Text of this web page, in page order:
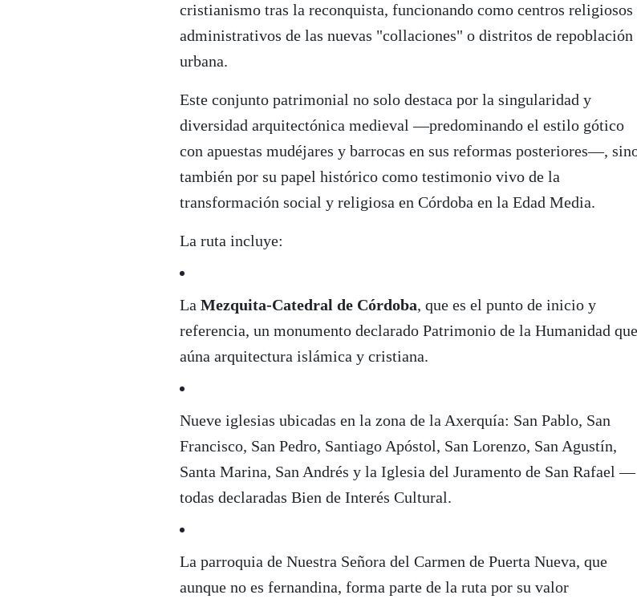
cristianismo tras la reconquista, funcionando como centros religiosos
administrativos de las nuevas "collaciones" o distritos de repoblación
urbana.
Este conjunto patrimonial no solo destaca por la singularidad y
diversidad arquitectónica medieval —predominando el estilo gótico
con apuestas mudéjares y barrocas en sus reformas posteriores—,
también por su papel histórico como testimonio vivo de la
transformación social y religiosa en Córdoba en la Edad Media.
La ruta incluye:
La Mezquita-Catedral de Córdoba, que es el punto de inicio y
referencia, un monumento declarado Patrimonio de la Humanidad que
aúna arquitectura islámica y cristiana.
Nueve iglesias ubicadas en la zona de la Axerquía: San Pablo, San
Francisco, San Pedro, Santiago Apóstol, San Lorenzo, San Agustín,
Santa Marina, San Andrés y la Iglesia del Juramento de San Rafael —
todas declaradas Bien de Interés Cultural.
La parroquia de Nuestra Señora del Carmen de Puerta Nueva, que
aunque no es fernandina, forma parte de la ruta por su valor